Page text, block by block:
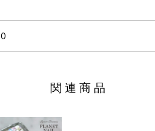
0
関連商品